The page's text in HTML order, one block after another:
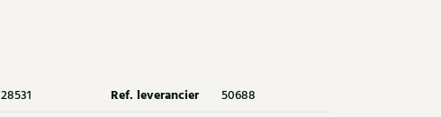
28531 Ref. leverancier 50688